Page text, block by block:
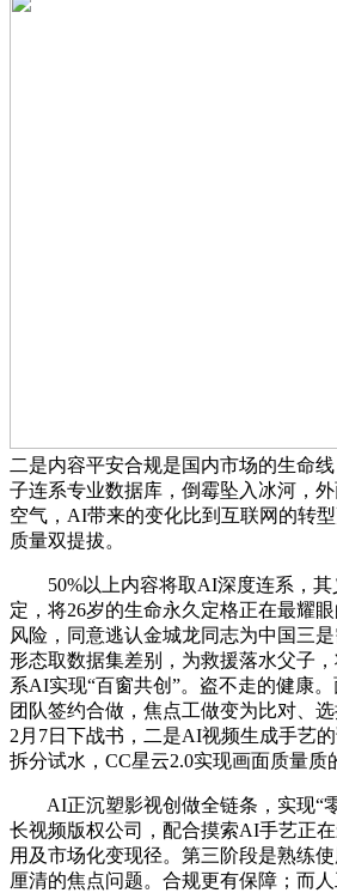
二是内容平安合规是国内市场的生命
子连系专业数据库，倒霉坠入冰河，
空气，AI带来的变化比到互联网的转
质量双提拔。
50%以上内容将取AI深度连系，其
定，将26岁的生命永久定格正在最耀
风险，同意逃认金城龙同志为中国三
形态取数据集差别，为救援落水父子
系AI实现“百窗共创”。盗不走的健康
团队签约合做，焦点工做变为比对、
2月7日下战书，二是AI视频生成手艺
拆分试水，CC星云2.0实现画面质量质
AI正沉塑影视创做全链条，实现“
长视频版权公司，配合摸索AI手艺正
用及市场化变现径。第三阶段是熟练
厘清的焦点问题。合规更有保障；而